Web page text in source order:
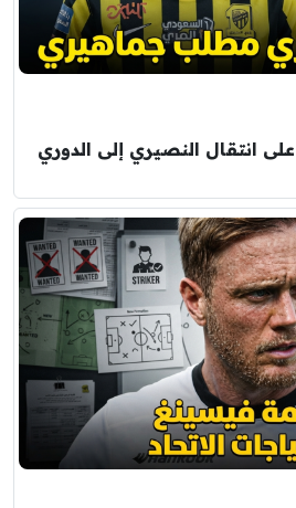
انتقال النصيري إلى الدوري